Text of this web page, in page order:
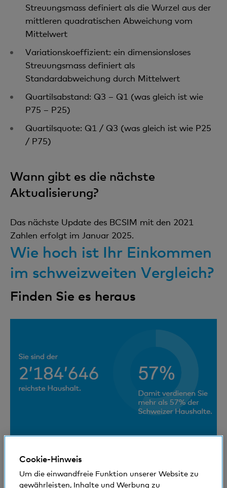
Streuungsmass definiert als die Wurzel aus der
mittleren quadratischen Abweichung vom
Mittelwert
Variationskoeffizient: ein dimensionsloses
Streuungsmass definiert als
Standardabweichung durch Mittelwert
Quartilsabstand: Q3 – Q1 (was gleich ist wie
P75 – P25)
Quartilsquote: Q1 / Q3 (was gleich ist wie P25
/ P75)
Wann gibt es die nächste
Aktualisierung?
Das nächste Update des BCSIM mit den 2021
Zahlen erfolgt im Januar 2025.
Wie hoch ist Ihr Einkommen
im schweizweiten Vergleich?
Finden Sie es heraus
Cookie-Hinweis
Um die einwandfreie Funktion unserer Website zu
gewährleisten, Inhalte und Werbung zu